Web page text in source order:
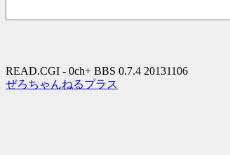
READ.CGI - 0ch+ BBS 0.7.4 20131106
ぜろちゃんねるプラス